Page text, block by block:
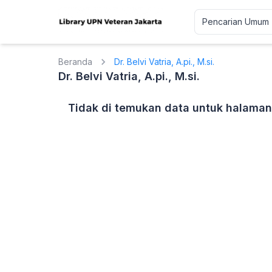
Beranda Dr. Belvi Vatria, A.pi., M.si.
Dr. Belvi Vatria, A.pi., M.si.
Tidak di temukan data untuk